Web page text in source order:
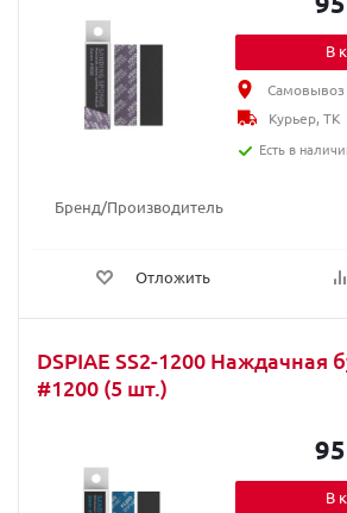
Бренд/Производитель
Отложить
В
Самовывоз
Курьер, ТК
Есть в
DSPIAE SS2-1200 Наждачная
#1200 (5 шт.)
В